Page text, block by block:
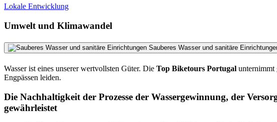
Lokale Entwicklung
Umwelt und Klimawandel
Sauberes Wasser und sanitäre
Wasser ist eines unserer wertvollsten Güter. Die Top Biketours Portugal unternimmt
Engpässen leiden.
Die Nachhaltigkeit der Prozesse der Wassergewinnung, der
gewährleistet